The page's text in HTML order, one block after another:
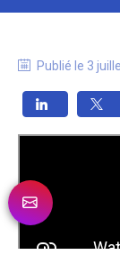
Publié le 3